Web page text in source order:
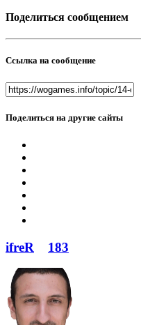
Поделиться сообщением
Ссылка на сообщение
Поделиться на другие сайты
ifreR 183